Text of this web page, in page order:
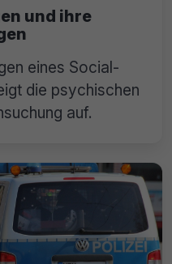
und ihre
eines Social-
die psychischen
auf.